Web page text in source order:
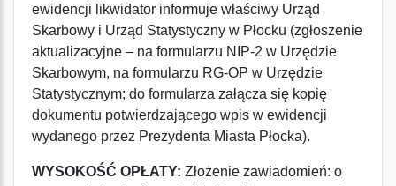
ewidencji likwidator informuje właściwy Urząd
Skarbowy i Urząd Statystyczny w Płocku (zgłoszenie
aktualizacyjne – na formularzu NIP-2 w Urzędzie
Skarbowym, na formularzu RG-OP w Urzędzie
Statystycznym; do formularza załącza się kopię
dokumentu potwierdzającego wpis w ewidencji
wydanego przez Prezydenta Miasta Płocka).
WYSOKOŚĆ OPŁATY: Złożenie zawiadomień: o